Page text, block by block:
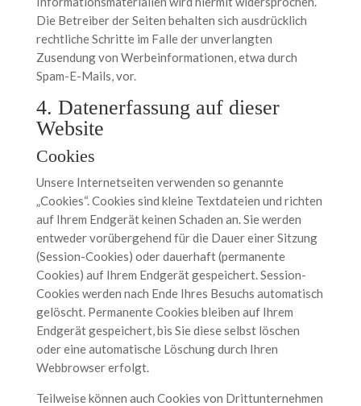
Die Betreiber der Seiten behalten sich ausdrücklich
rechtliche Schritte im Falle der unverlangten
Zusendung von Werbeinformationen, etwa durch
Spam-E-Mails, vor.
4. Datenerfassung auf dieser
Website
Cookies
Unsere Internetseiten verwenden so genannte
„Cookies“. Cookies sind kleine Textdateien und richten
auf Ihrem Endgerät keinen Schaden an. Sie werden
entweder vorübergehend für die Dauer einer Sitzung
(Session-Cookies) oder dauerhaft (permanente
Cookies) auf Ihrem Endgerät gespeichert. Session-
Cookies werden nach Ende Ihres Besuchs automatisch
gelöscht. Permanente Cookies bleiben auf Ihrem
Endgerät gespeichert, bis Sie diese selbst löschen
oder eine automatische Löschung durch Ihren
Webbrowser erfolgt.
Teilweise können auch Cookies von Drittunternehmen